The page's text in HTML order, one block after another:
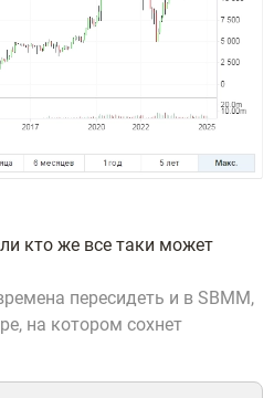
кто же все таки может
пересидеть и в SBMM,
на котором сохнет